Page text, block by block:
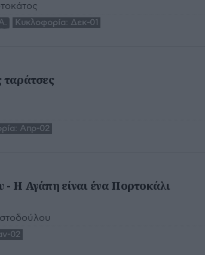
Κυκλοφορία: Δεκ-01
ταράτσες
Απρ-02
- Η Αγάπη είναι ένα Πορτοκάλι
02